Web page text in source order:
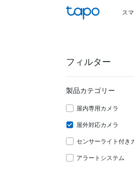
ス
フィルター
製品カテゴリー
屋内専用カメラ
屋外対応カメラ
センサーライト付き
アラートシステム